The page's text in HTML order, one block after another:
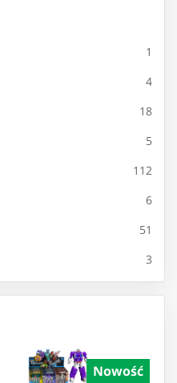
1
4
18
5
112
6
51
3
Nowość